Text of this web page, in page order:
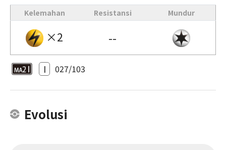
Kelemahan Resistansi Mundur
×2 --
I 027/103
Evolusi